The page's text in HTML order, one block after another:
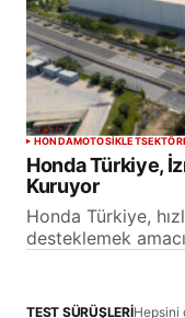
HONDAMOTOSİKLET
Honda Türkiye,
Kuruyor
Honda Türkiye,
desteklemek
TEST SÜRÜŞLERİHepsini